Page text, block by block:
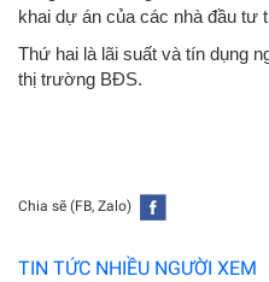
khai dự án của các nhà đầu tư
Thứ hai là lãi suất và tín dụng
thị trường BĐS.
Chia sẽ (FB, Zalo)
TIN TỨC NHIỀU NGƯỜI XEM